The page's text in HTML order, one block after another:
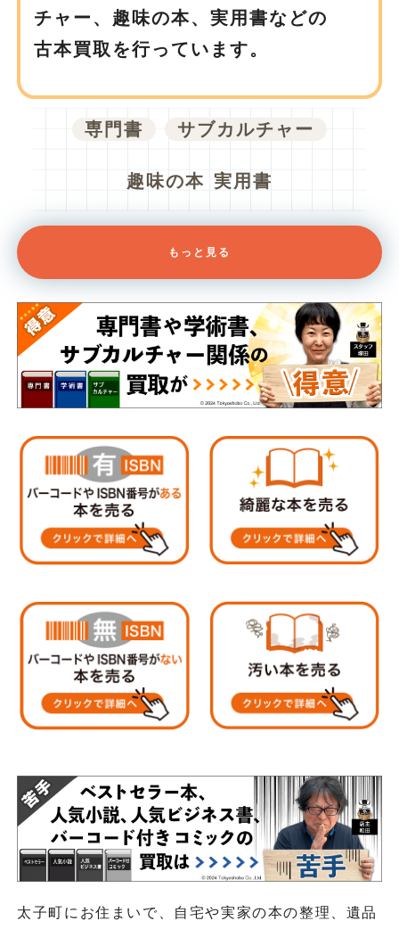
チャー、趣味の本、実用書などの
古本買取を行っています。
専門書 サブカルチャー
趣味の本 実用書
もっと見る
太子町にお住まいで、自宅や実家の本の整理、遺品